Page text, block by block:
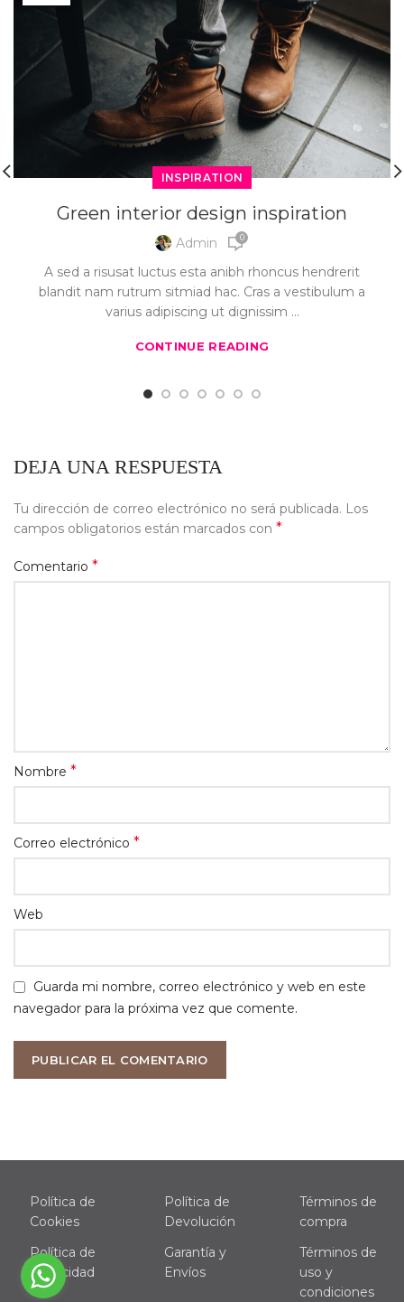
INSPIRATION
Green interior design inspiration
Admin 0
A sed a risusat luctus esta anibh rhoncus hendrerit
blandit nam rutrum sitmiad hac. Cras a vestibulum a
varius adipiscing ut dignissim ...
CONTINUE READING
DEJA UNA RESPUESTA
Tu dirección de correo electrónico no será publicada. Los
campos obligatorios están marcados con *
Comentario *
Nombre *
Correo electrónico *
Web
Guarda mi nombre, correo electrónico y web en este
navegador para la próxima vez que comente.
Política de
Cookies
Política de
Privacidad
Política de
Devolución
Garantía y
Envíos
Términos de
compra
Términos de
uso y
condiciones